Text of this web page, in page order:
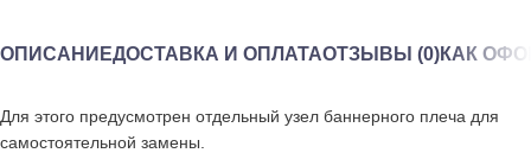
ОПИСАНИЕДОСТАВКА И ОПЛАТАОТЗЫВЫ (0)КАК
Для этого предусмотрен отдельный узел баннерного плеча для
самостоятельной замены.